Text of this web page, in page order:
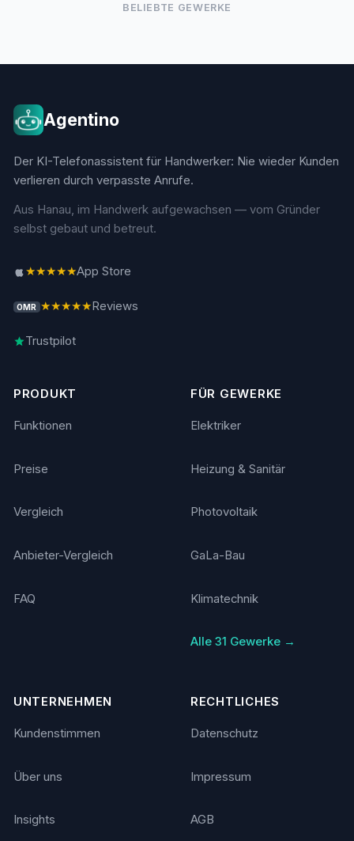
BELIEBTE GEWERKE
Agentino
Der KI-Telefonassistent für Handwerker: Nie wieder Kunden
verlieren durch verpasste Anrufe.
Aus Hanau, im Handwerk aufgewachsen — vom Gründer
selbst gebaut und betreut.
★★★★★App Store
OMR ★★★★★ Reviews
Trustpilot
PRODUKT
Funktionen
Preise
Vergleich
Anbieter-Vergleich
FAQ
FÜR GEWERKE
Elektriker
Heizung & Sanitär
Photovoltaik
GaLa-Bau
Klimatechnik
Alle 31 Gewerke →
UNTERNEHMEN
Kundenstimmen
Über uns
Insights
RECHTLICHES
Datenschutz
Impressum
AGB